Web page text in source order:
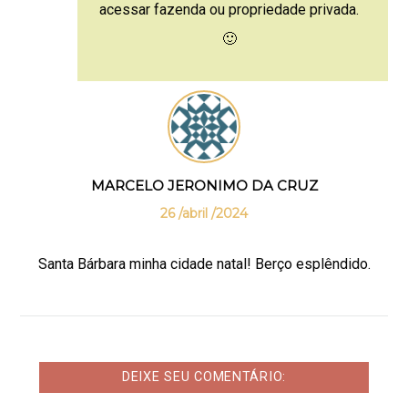
acessar fazenda ou propriedade privada.
🙂
MARCELO JERONIMO DA CRUZ
26 /abril /2024
Santa Bárbara minha cidade natal! Berço esplêndido.
DEIXE SEU COMENTÁRIO: